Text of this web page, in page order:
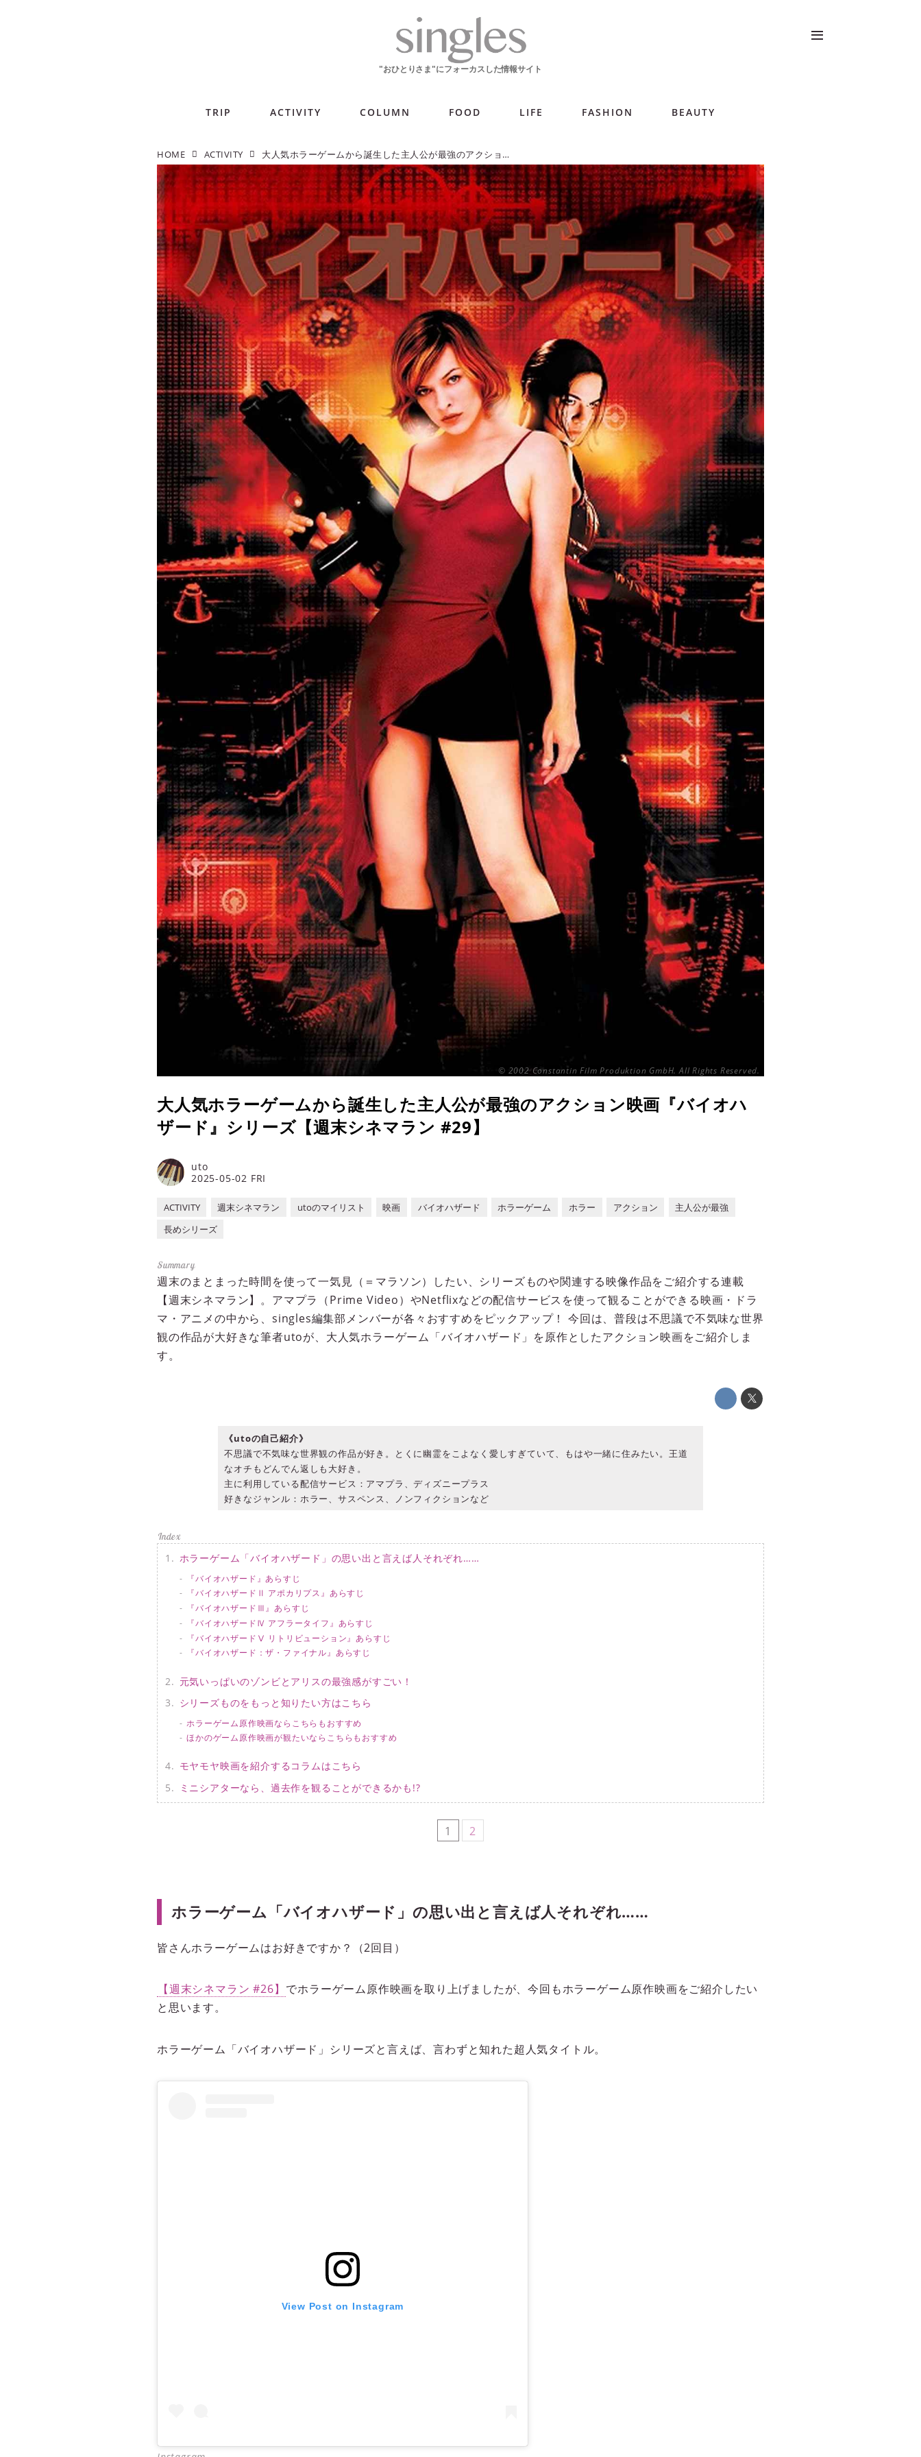
TRIP ACTIVITY COLUMN FOOD LIFE FASHION BEAUTY
HOME ACTIVITY 大人気ホラーゲームから誕生した主人公が最強のアクション映画『バイオハザード』シリーズ【週末シネマラン #29】
© 2002 Constantin Film Produktion GmbH. All Rights Reserved.
大人気ホラーゲームから誕生した主人公が最強のアクション映画『バイオハ
ザード』シリーズ【週末シネマラン #29】
2025-05-02 FRI
uto
ACTIVITY 週末シネマラン utoのマイリスト 映画 バイオハザード ホラーゲーム ホラー アクション
主人公が最強
長めシリーズ
週末のまとまった時間を使って一気見（＝マラソン）したい、シリーズものや関連する映像作品をご紹介する連載
【週末シネマラン】。アマプラ（Prime Video）やNetflixなどの配信サービスを使って観ることができる映画・ドラ
マ・アニメの中から、singles編集部メンバーが各々おすすめをピックアップ！ 今回は、普段は不思議で不気味な世界
観の作品が大好きな筆者utoが、大人気ホラーゲーム「バイオハザード」を原作としたアクション映画をご紹介しま
す。
《utoの自己紹介》
不思議で不気味な世界観の作品が好き。とくに幽霊をこよなく愛しすぎていて、もはや一緒に住みたい。王道
なオチもどんでん返しも大好き。
主に利用している配信サービス：アマプラ、ディズニープラス
好きなジャンル：ホラー、サスペンス、ノンフィクションなど
ホラーゲーム「バイオハザード」の思い出と言えば人それぞれ……
『バイオハザード』あらすじ
『バイオハザードⅡ アポカリプス』あらすじ
『バイオハザードⅢ』あらすじ
『バイオハザードⅣ アフラータイフ』あらすじ
『バイオハザードⅤ リトリビューション』あらすじ
『バイオハザード：ザ・ファイナル』あらすじ
元気いっぱいのゾンビとアリスの最強感がすごい！
シリーズものをもっと知りたい方はこちら
ホラーゲーム原作映画ならこちらもおすすめ
ほかのゲーム原作映画が観たいならこちらもおすすめ
モヤモヤ映画を紹介するコラムはこちら
ミニシアターなら、過去作を観ることができるかも!?
1 2
ホラーゲーム「バイオハザード」の思い出と言えば人それぞれ……
皆さんホラーゲームはお好きですか？（2回目）
【週末シネマラン #26】 でホラーゲーム原作映画を取り上げましたが、今回もホラーゲーム原作映画をご紹介したい
と思います。
ホラーゲーム「バイオハザード」シリーズと言えば、言わずと知れた超人気タイトル。
View Post on Instagram